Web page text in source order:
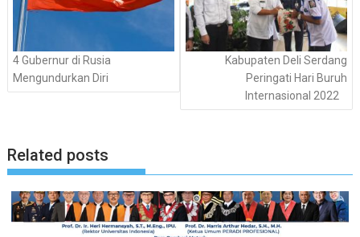
4 Gubernur di Rusia
Mengundurkan Diri
Kabupaten Deli Serdang
Peringati Hari Buruh
Internasional 2022
Related posts